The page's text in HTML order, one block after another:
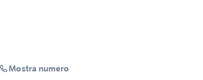
Mostra numero